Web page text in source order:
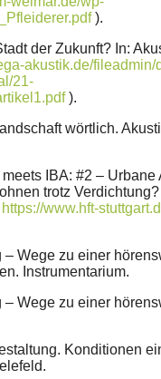
).
der Zukunft? In:
akustik.de/fileadmin/
21-
).
wörtlich.
IBA: #2 – Urbane
trotz
https://www.hft-
Wege zu einer
Instrumentarium.
Wege zu einer
Konditionen